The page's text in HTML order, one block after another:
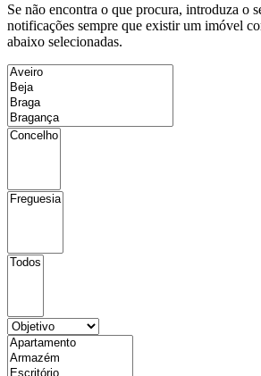
Se não encontra o que procura, introduza o
notificações sempre que existir um imóvel
abaixo selecionadas.